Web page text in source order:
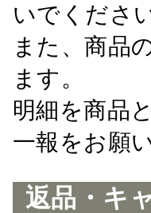
いでくださ
また、商品
ます。
明細を商品
一報をお願
返品・キ